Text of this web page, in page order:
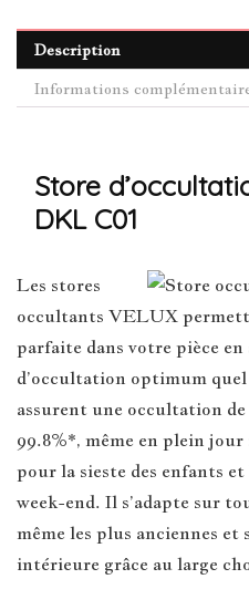
Description
Informations
Store
DKL C01
Les stores
occultants VELUX
parfaite dans votre pièce
d’occultation optimum
assurent une occultation
99.8%*, même en plein jour
pour la sieste des enfants et
week-end. Il s’adapte sur
même les plus anciennes et
intérieure grâce au large